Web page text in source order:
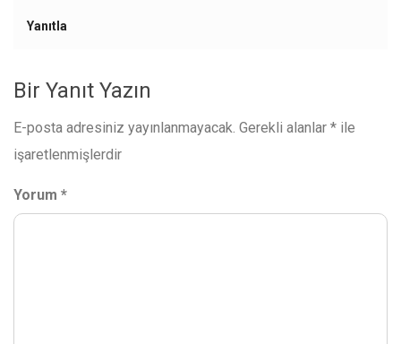
Yanıtla
Bir Yanıt Yazın
E-posta adresiniz yayınlanmayacak. Gerekli alanlar * ile
işaretlenmişlerdir
Yorum *